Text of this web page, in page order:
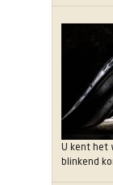
U kent het
blinkend